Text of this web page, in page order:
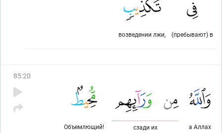
(пребывают) в
возведении лжи,
85:20
а Аллах
сзади их
Объемлющий!